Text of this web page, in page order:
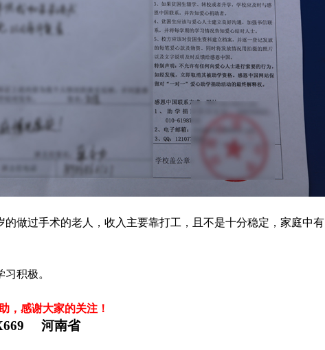
的做过手术的老人，收入主要靠打工，且不是十分稳定，家庭中有
积极。
，感谢大家的关注！
河南省